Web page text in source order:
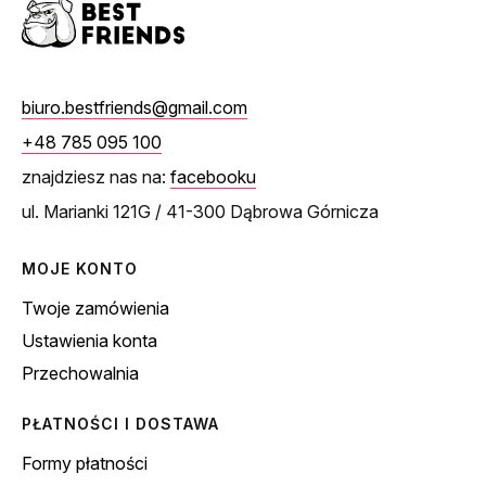
biuro.bestfriends@gmail.com
+48 785 095 100
znajdziesz nas na: facebooku
ul. Marianki 121G / 41-300 Dąbrowa Górnicza
MOJE KONTO
Twoje zamówienia
Ustawienia konta
Przechowalnia
PŁATNOŚCI I DOSTAWA
Formy płatności